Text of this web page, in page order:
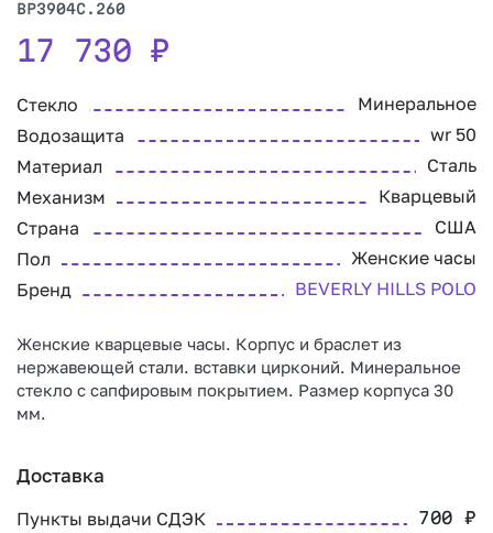
BP3904C.260
17 730 ₽
Стекло
Минеральное
Водозащита
wr 50
Материал
Сталь
Механизм
Кварцевый
Страна
США
Пол
Женские часы
Бренд
BEVERLY HILLS POLO
Женские кварцевые часы. Корпус и браслет из
нержавеющей стали. вставки цирконий. Минеральное
стекло с сапфировым покрытием. Размер корпуса 30
мм.
Доставка
Пункты выдачи СДЭК 700₽